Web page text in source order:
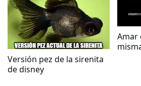
Versión pez de la sirenita
de disney
Amar